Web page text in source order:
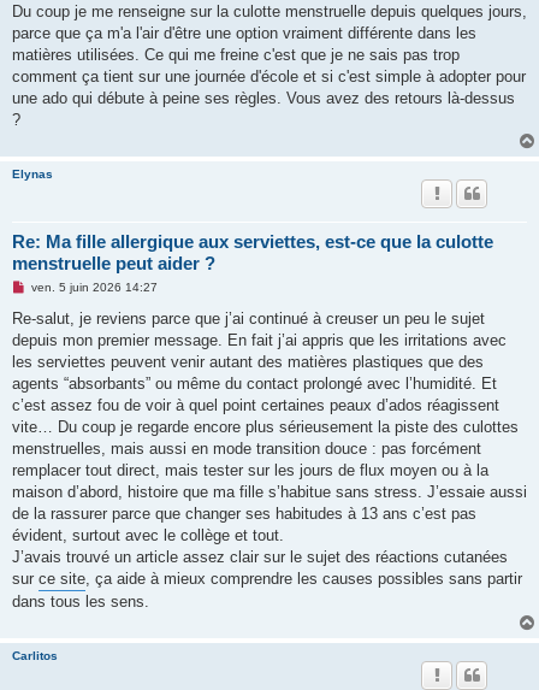
Du coup je me renseigne sur la culotte menstruelle depuis quelques jours,
parce que ça m'a l'air d'être une option vraiment différente dans les
matières utilisées. Ce qui me freine c'est que je ne sais pas trop
comment ça tient sur une journée d'école et si c'est simple à adopter pour
une ado qui débute à peine ses règles. Vous avez des retours là-dessus
?
Elynas
Re: Ma fille allergique aux serviettes, est-ce que la culotte
menstruelle peut aider ?
M
s
a
g
n
o
l
u
ven. 5 juin 2026 14:27
Re-salut, je reviens parce que j’ai continué à creuser un peu le sujet
depuis mon premier message. En fait j’ai appris que les irritations avec
les serviettes peuvent venir autant des matières plastiques que des
agents “absorbants” ou même du contact prolongé avec l’humidité. Et
c’est assez fou de voir à quel point certaines peaux d’ados réagissent
vite… Du coup je regarde encore plus sérieusement la piste des culottes
menstruelles, mais aussi en mode transition douce : pas forcément
remplacer tout direct, mais tester sur les jours de flux moyen ou à la
maison d’abord, histoire que ma fille s’habitue sans stress. J’essaie aussi
de la rassurer parce que changer ses habitudes à 13 ans c’est pas
évident, surtout avec le collège et tout.
J’avais trouvé un article assez clair sur le sujet des réactions cutanées
sur ce site , ça aide à mieux comprendre les causes possibles sans partir
dans tous les sens.
Carlitos